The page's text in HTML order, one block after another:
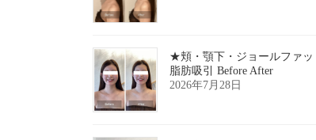
★頬・顎下・ジョールファッ
脂肪吸引 Before After
2026年7月28日